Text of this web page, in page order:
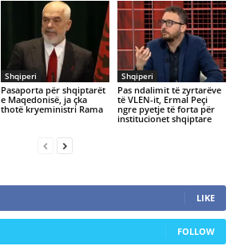
Shqiperi
Pasaporta për shqiptarët
e Maqedonisë, ja çka
thotë kryeministri Rama
Shqiperi
Pas ndalimit të zyrtarëve
të VLEN-it, Ermal Peçi
ngre pyetje të forta për
institucionet shqiptare
LIKE
FOLLOW